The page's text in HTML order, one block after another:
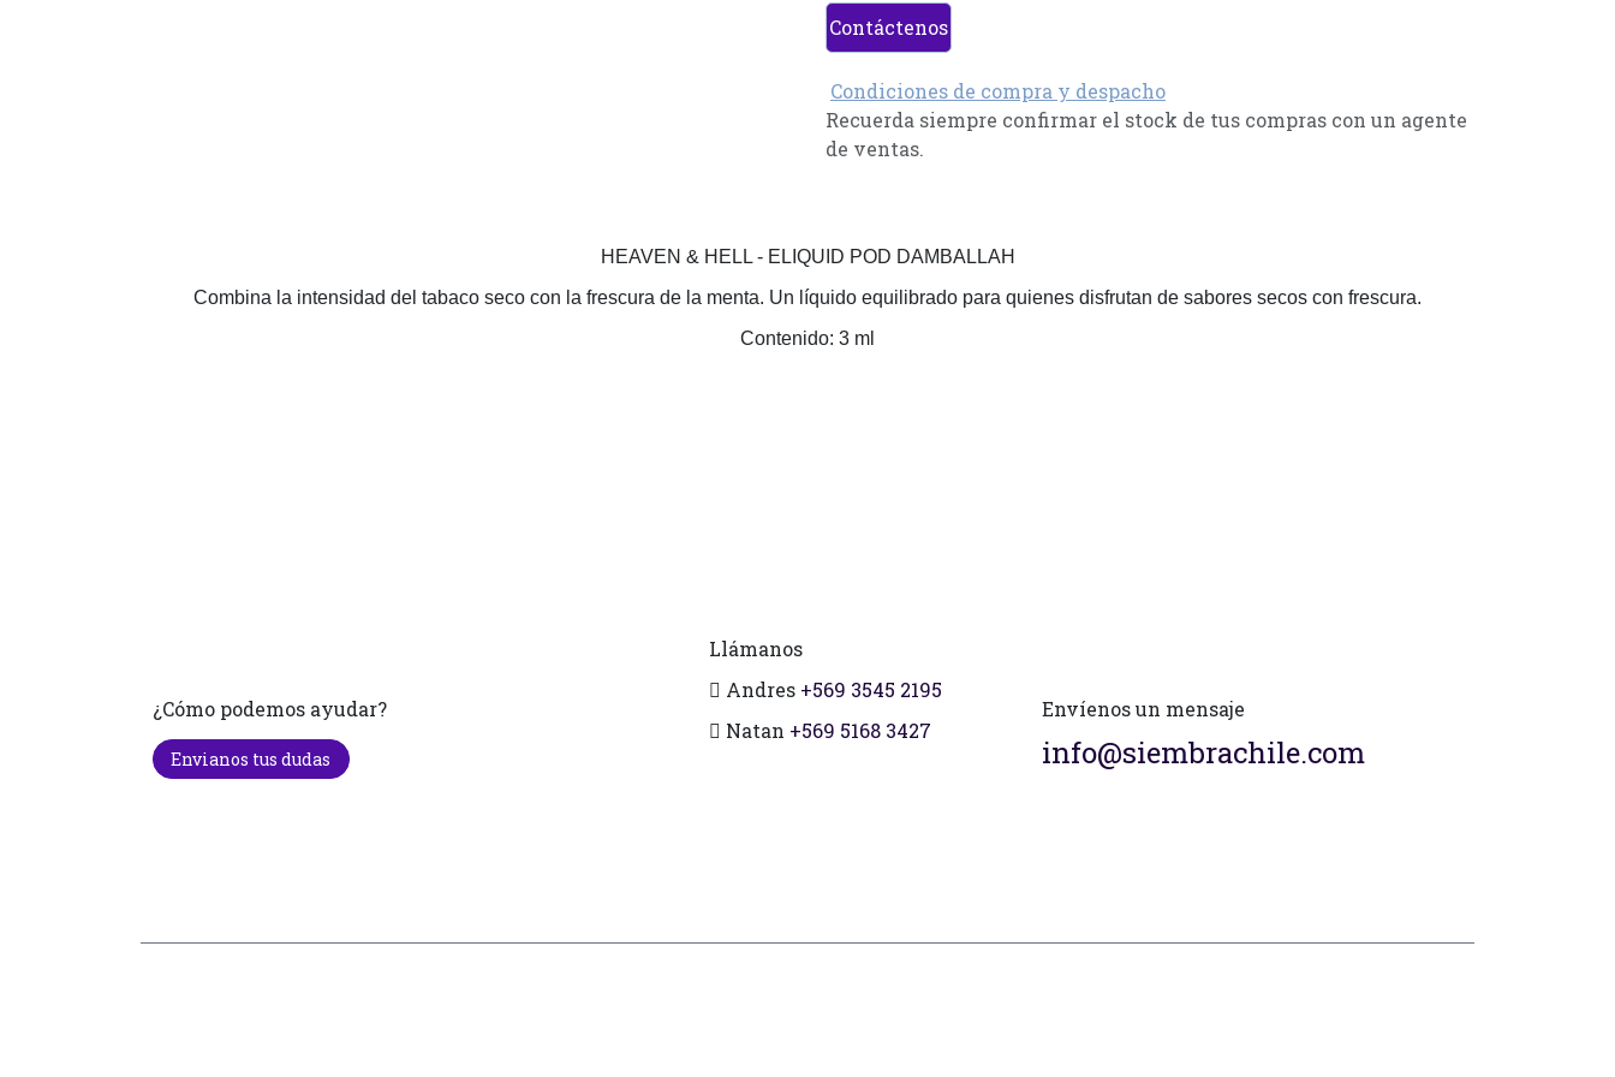
Contáctenos
Condiciones de compra y despacho
Recuerda siempre confirmar el stock de tus compras con un agente
de ventas.
HEAVEN & HELL - ELIQUID POD DAMBALLAH
Combina la intensidad del tabaco seco con la frescura de la menta. Un líquido equilibrado para quienes disfrutan de sabores secos con frescura.
Contenido: 3 ml
¿Cómo podemos ayudar?
Envianos tus dudas
Llámanos
Andres +569 3545 2195
Natan +569 5168 3427
Envíenos un mensaje
info@siembrachile.com